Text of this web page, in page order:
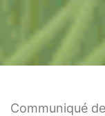
Communiqué